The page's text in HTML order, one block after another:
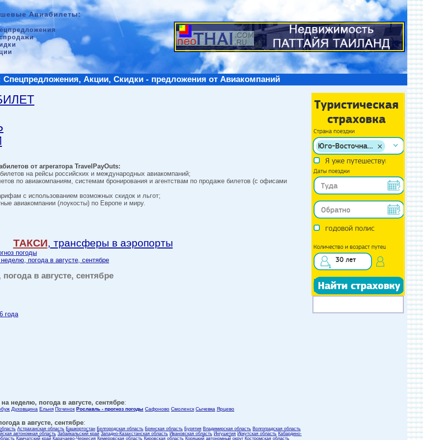
Авиабилеты:
Акции, Скидки - предложения от Авиакомпаний
от агрегатора TravelPayOuts:
на рейсы российских и международных авиакомпаний;
по авиакомпаниям, системам бронирования и агентствам по продаже билетов (с офисами
с использованием возможных скидок и льгот;
авиакомпании (лоукосты) по Европе и миру.
ТАКСИ, трансферы в аэропорты
погоды
погода в августе, сентябре
в августе, сентябре
года
неделю, погода в августе, сентябре:
Духовщина Ельня Починок Рославль - прогноз погоды Сафоново Смоленск Сычевка Ярцево
в августе, сентябре:
Астраханская область Башкортостан Белгородская область Брянская область Бурятия Владимирская область Волгоградская область
автономная область Забайкальский край Западно-Казахстанская область Ивановская область Ингушетия Иркутская область Кабардино-
Камчатский край Карачаево-Черкесия Кемеровская область Кировская область Коряцкий автономный округ Костромская область